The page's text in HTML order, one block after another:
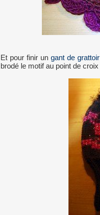
Et pour finir un gant de
brodé le motif au point de